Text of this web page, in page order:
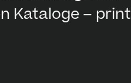
Kataloge – print